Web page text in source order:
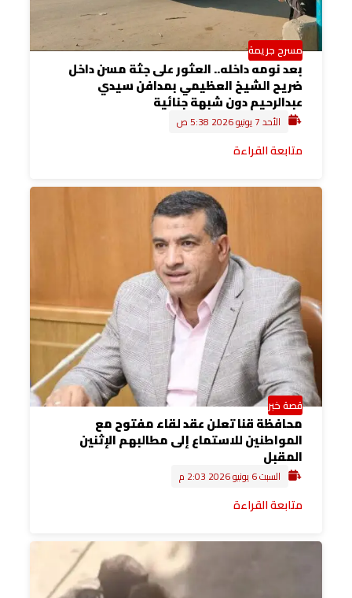
مسرح جريمة
بعد نومه داخله.. العثور على جثة مسن داخل
ضريح الشيخ العظيمي بمدافن سيدي
عبدالرحيم دون شبهة جنائية
الأحد 7 يونيو 2026 5:38 ص
متابعة القراءة
قصة خبر
محافظة قنا تعلن عقد لقاء مفتوح مع
المواطنين للاستماع إلى مطالبهم الإثنين
المقبل
السبت 6 يونيو 2026 2:03 م
متابعة القراءة